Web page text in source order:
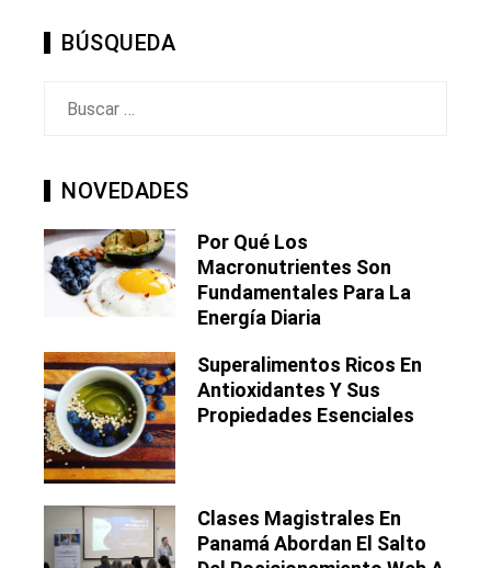
BÚSQUEDA
NOVEDADES
Por Qué Los
Macronutrientes Son
Fundamentales Para La
Energía Diaria
Superalimentos Ricos En
Antioxidantes Y Sus
Propiedades Esenciales
Clases Magistrales En
Panamá Abordan El Salto